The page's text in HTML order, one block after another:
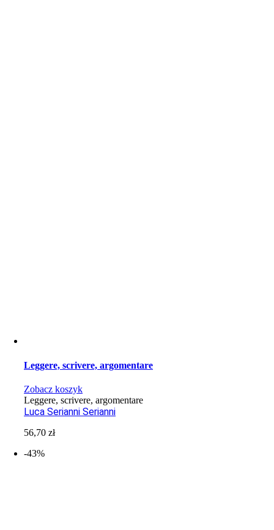
Leggere, scrivere, argomentare
Zobacz koszyk
Leggere, scrivere, argomentare
Luca Serianni Serianni
56,70zł
-43%